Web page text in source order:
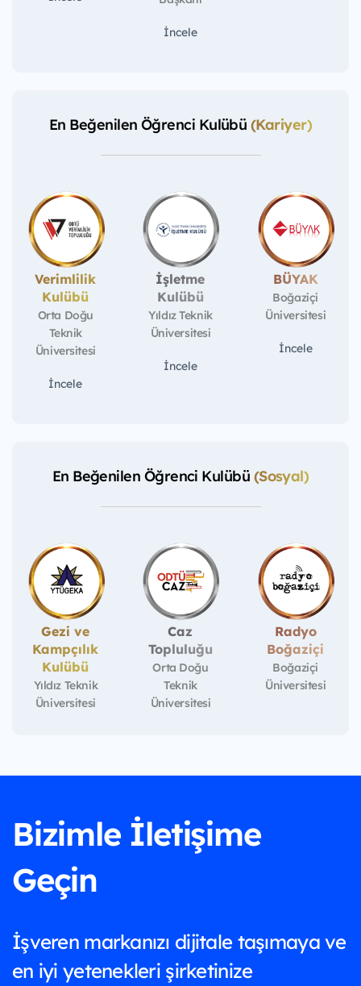
İncele
En Beğenilen Öğrenci Kulübü (Kariyer)
Verimlilik
Kulübü
Orta Doğu
Teknik
Üniversitesi
İncele
İşletme
Kulübü
Yıldız Teknik
Üniversitesi
İncele
BÜYAK
Boğaziçi
Üniversitesi
İncele
En Beğenilen Öğrenci Kulübü (Sosyal)
Gezi ve
Kampçılık
Kulübü
Yıldız Teknik
Üniversitesi
Caz
Topluluğu
Orta Doğu
Teknik
Üniversitesi
Radyo
Boğaziçi
Boğaziçi
Üniversitesi
Bizimle İletişime
Geçin
İşveren markanızı dijitale taşımaya ve
en iyi yetenekleri şirketinize